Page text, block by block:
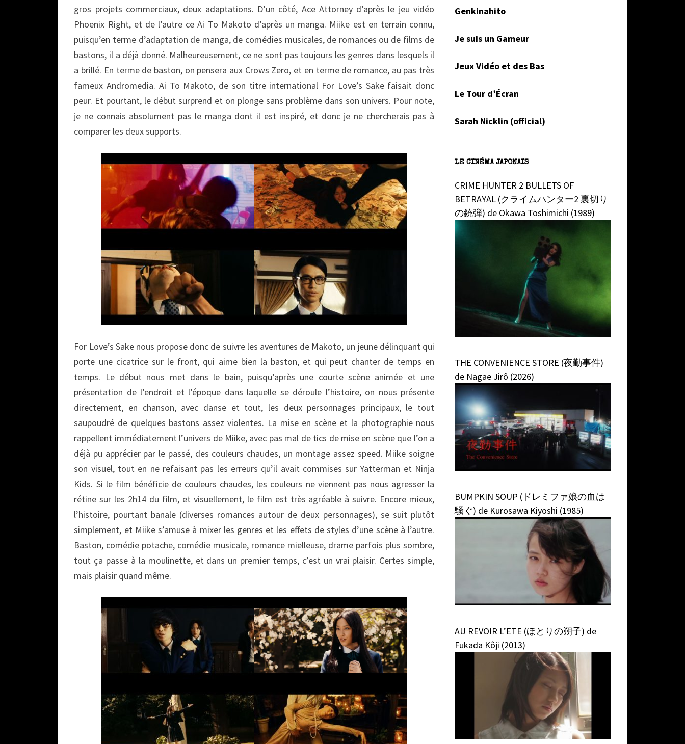
gros projets commerciaux, deux adaptations. D’un côté, Ace Attorney d’après le jeu vidéo
Phoenix Right, et de l’autre ce Ai To Makoto d’après un manga. Miike est en terrain connu,
puisqu’en terme d’adaptation de manga, de comédies musicales, de romances ou de films de
bastons, il a déjà donné. Malheureusement, ce ne sont pas toujours les genres dans lesquels il
a brillé. En terme de baston, on pensera aux Crows Zero, et en terme de romance, au pas très
fameux Andromedia. Ai To Makoto, de son titre international For Love’s Sake faisait donc
peur. Et pourtant, le début surprend et on plonge sans problème dans son univers. Pour note,
je ne connais absolument pas le manga dont il est inspiré, et donc je ne chercherais pas à
comparer les deux supports.
For Love’s Sake nous propose donc de suivre les aventures de Makoto, un jeune délinquant qui
porte une cicatrice sur le front, qui aime bien la baston, et qui peut chanter de temps en
temps. Le début nous met dans le bain, puisqu’après une courte scène animée et une
présentation de l’endroit et l’époque dans laquelle se déroule l’histoire, on nous présente
directement, en chanson, avec danse et tout, les deux personnages principaux, le tout
saupoudré de quelques bastons assez violentes. La mise en scène et la photographie nous
rappellent immédiatement l’univers de Miike, avec pas mal de tics de mise en scène que l’on a
déjà pu apprécier par le passé, des couleurs chaudes, un montage assez speed. Miike soigne
son visuel, tout en ne refaisant pas les erreurs qu’il avait commises sur Yatterman et Ninja
Kids. Si le film bénéficie de couleurs chaudes, les couleurs ne viennent pas nous agresser la
rétine sur les 2h14 du film, et visuellement, le film est très agréable à suivre. Encore mieux,
l’histoire, pourtant banale (diverses romances autour de deux personnages), se suit plutôt
simplement, et Miike s’amuse à mixer les genres et les effets de styles d’une scène à l’autre.
Baston, comédie potache, comédie musicale, romance mielleuse, drame parfois plus sombre,
tout ça passe à la moulinette, et dans un premier temps, c’est un vrai plaisir. Certes simple,
mais plaisir quand même.
Genkinahito
Je suis un Gameur
Jeux Vidéo et des Bas
Le Tour d’Écran
Sarah Nicklin (official)
LE CINÉMA JAPONAIS
CRIME HUNTER 2 BULLETS OF
BETRAYAL (クライムハンター2 裏切り
の銃弾) de Okawa Toshimichi (1989)
THE CONVENIENCE STORE (夜勤事件)
de Nagae Jirô (2026)
BUMPKIN SOUP (ドレミファ娘の血は
騒ぐ) de Kurosawa Kiyoshi (1985)
AU REVOIR L’ETE (ほとりの朔子) de
Fukada Kôji (2013)